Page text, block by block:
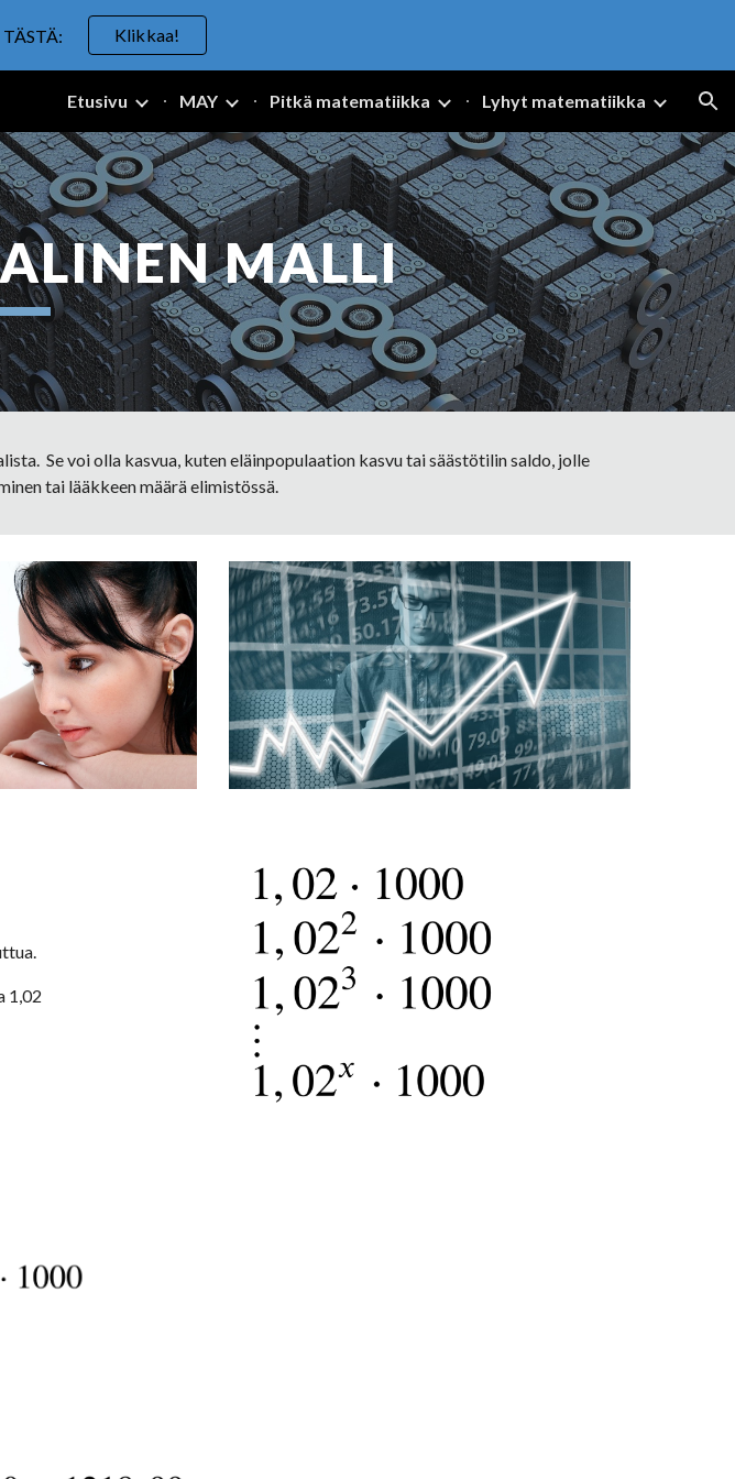
Skip to navigation
Klikkaa!
Etusivu MAY Pitkä matematiikka Lyhyt matematiikka
MALLI
Se voi olla kasvua, kuten eläinpopulaation kasvu tai säästötilin saldo, jolle
tai lääkkeen määrä elimistössä.
1,02